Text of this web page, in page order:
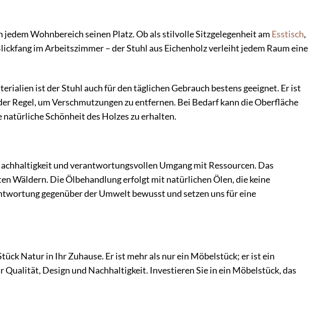
Wohnbereich seinen Platz. Ob als stilvolle Sitzgelegenheit am Esstisch,
im Arbeitszimmer – der Stuhl aus Eichenholz verleiht jedem Raum eine
ist der Stuhl auch für den täglichen Gebrauch bestens geeignet. Er ist
Regel, um Verschmutzungen zu entfernen. Bei Bedarf kann die Oberfläche
Schönheit des Holzes zu erhalten.
und verantwortungsvollen Umgang mit Ressourcen. Das
Wäldern. Die Ölbehandlung erfolgt mit natürlichen Ölen, die keine
gegenüber der Umwelt bewusst und setzen uns für eine
Natur in Ihr Zuhause. Er ist mehr als nur ein Möbelstück; er ist ein
Design und Nachhaltigkeit. Investieren Sie in ein Möbelstück, das